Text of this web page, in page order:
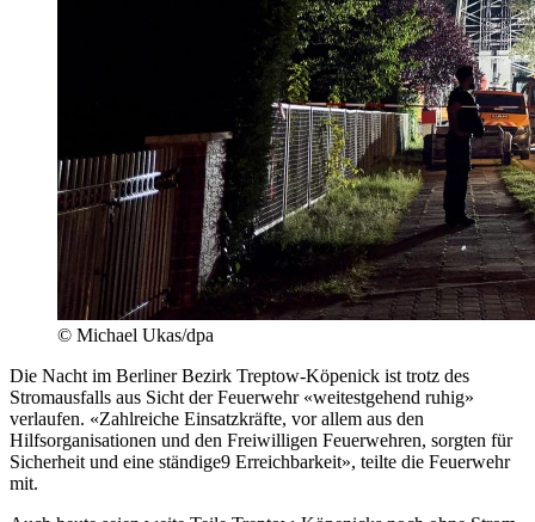
© Michael Ukas/dpa
Die Nacht im Berliner Bezirk Treptow-Köpenick ist trotz des
Stromausfalls aus Sicht der Feuerwehr «weitestgehend ruhig»
verlaufen. «Zahlreiche Einsatzkräfte, vor allem aus den
Hilfsorganisationen und den Freiwilligen Feuerwehren, sorgten für
Sicherheit und eine ständige9 Erreichbarkeit», teilte die Feuerwehr
mit.